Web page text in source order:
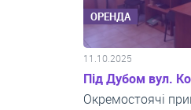
ОРЕНДА
11.10.2025
Під Дубом вул.
Окремостоячі